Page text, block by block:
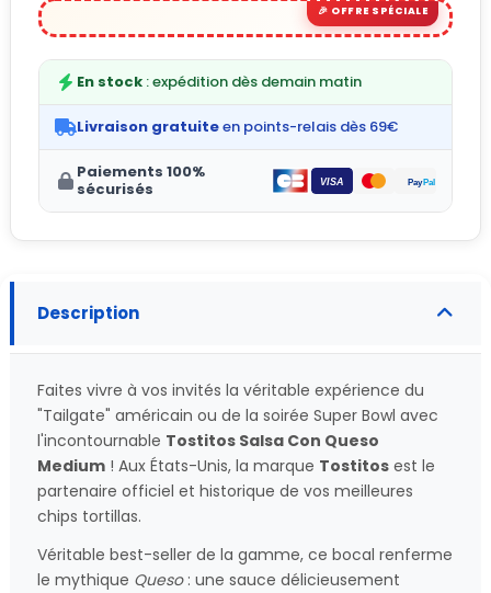
En stock : expédition dès demain matin
Livraison gratuiteen points-relais dès 69€
Paiements 100%
sécurisés
Description
Faites vivre à vos invités la véritable expérience du
"Tailgate" américain ou de la soirée Super Bowl avec
l'incontournable Tostitos Salsa Con Queso
Medium ! Aux États-Unis, la marque Tostitos est le
partenaire officiel et historique de vos meilleures
chips tortillas.
Véritable best-seller de la gamme, ce bocal renferme
le mythique Queso: une sauce délicieusement